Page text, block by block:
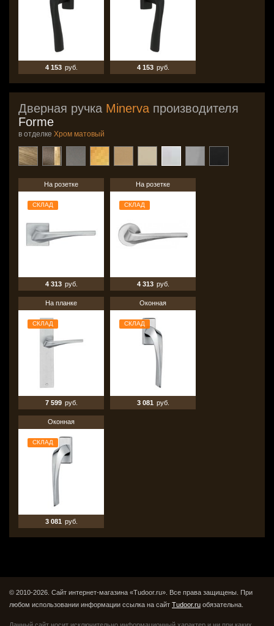
4 153 руб. 4 153 руб.
Дверная ручка Minerva производителя
Forme
в отделке Хром матовый
На розетке
СКЛАД
4 313 руб.
На розетке
СКЛАД
4 313 руб.
На планке
СКЛАД
7 599 руб.
Оконная
СКЛАД
3 081 руб.
Оконная
СКЛАД
3 081 руб.
© 2010-2026. Сайт интернет-магазина «Tudoor.ru». Все права защищены. При
любом использовании информации ссылка на сайт Tudoor.ru обязательна.